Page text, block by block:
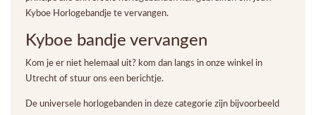
Kyboe Horlogebandje te vervangen.
Kyboe bandje vervangen
Kom je er niet helemaal uit? kom dan langs in onze winkel in
Utrecht of stuur ons een berichtje.
De universele horlogebanden in deze categorie zijn bijvoorbeeld